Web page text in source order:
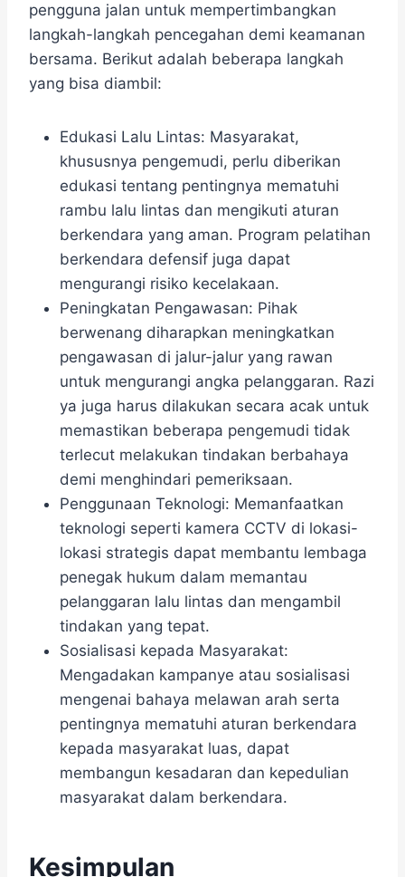
pengguna jalan untuk mempertimbangkan
langkah-langkah pencegahan demi keamanan
bersama. Berikut adalah beberapa langkah
yang bisa diambil:
Edukasi Lalu Lintas: Masyarakat,
khususnya pengemudi, perlu diberikan
edukasi tentang pentingnya mematuhi
rambu lalu lintas dan mengikuti aturan
berkendara yang aman. Program pelatihan
berkendara defensif juga dapat
mengurangi risiko kecelakaan.
Peningkatan Pengawasan: Pihak
berwenang diharapkan meningkatkan
pengawasan di jalur-jalur yang rawan
untuk mengurangi angka pelanggaran. Razi
ya juga harus dilakukan secara acak untuk
memastikan beberapa pengemudi tidak
terlecut melakukan tindakan berbahaya
demi menghindari pemeriksaan.
Penggunaan Teknologi: Memanfaatkan
teknologi seperti kamera CCTV di lokasi-
lokasi strategis dapat membantu lembaga
penegak hukum dalam memantau
pelanggaran lalu lintas dan mengambil
tindakan yang tepat.
Sosialisasi kepada Masyarakat:
Mengadakan kampanye atau sosialisasi
mengenai bahaya melawan arah serta
pentingnya mematuhi aturan berkendara
kepada masyarakat luas, dapat
membangun kesadaran dan kepedulian
masyarakat dalam berkendara.
Kesimpulan